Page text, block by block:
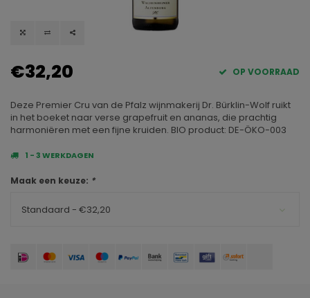
€32,20 OP VOORRAAD
Deze Premier Cru van de Pfalz wijnmakerij Dr. Bürklin-Wolf ruikt
in het boeket naar verse grapefruit en ananas, die prachtig
harmoniëren met een fijne kruiden. BIO product: DE-ÖKO-003
1 - 3 WERKDAGEN
Maak een keuze: *
Standaard - €32,20